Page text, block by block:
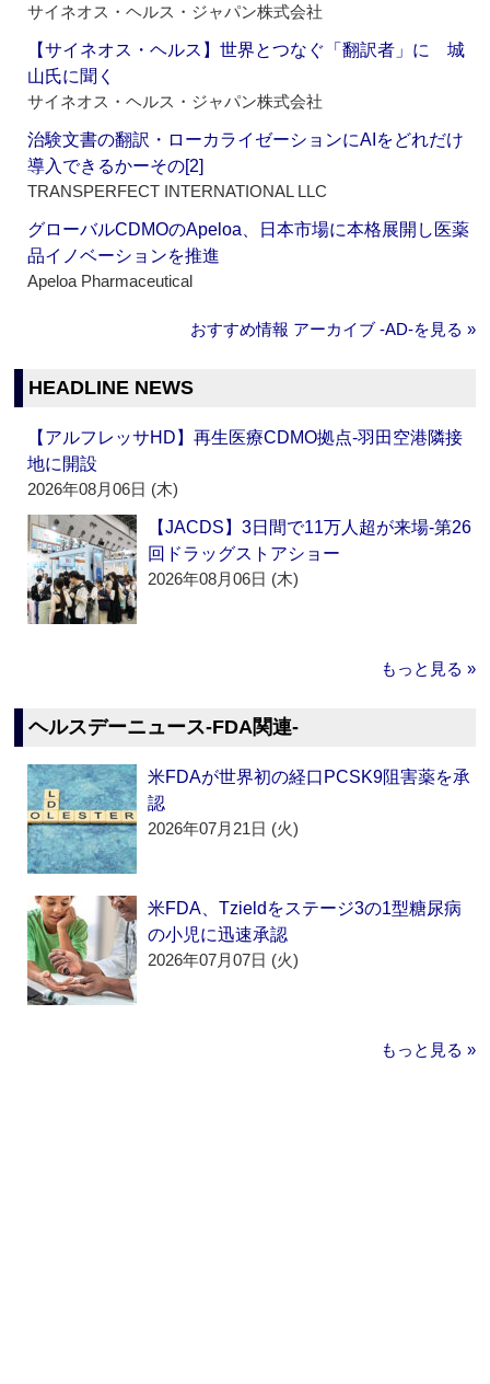
サイネオス・ヘルス・ジャパン株式会社
【サイネオス・ヘルス】世界とつなぐ「翻訳者」に 城
山氏に聞く
サイネオス・ヘルス・ジャパン株式会社
治験文書の翻訳・ローカライゼーションにAIをどれだけ
導入できるかーその[2]
TRANSPERFECT INTERNATIONAL LLC
グローバルCDMOのApeloa、日本市場に本格展開し医薬
品イノベーションを推進
Apeloa Pharmaceutical
おすすめ情報 アーカイブ ‐AD‐を見る »
HEADLINE NEWS
【アルフレッサHD】再生医療CDMO拠点‐羽田空港隣接
地に開設
2026年08月06日 (木)
【JACDS】3日間で11万人超が来場‐第26
回ドラッグストアショー
2026年08月06日 (木)
もっと見る »
ヘルスデーニュース‐FDA関連‐
米FDAが世界初の経口PCSK9阻害薬を承
認
2026年07月21日 (火)
米FDA、Tzieldをステージ3の1型糖尿病
の小児に迅速承認
2026年07月07日 (火)
もっと見る »